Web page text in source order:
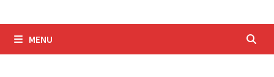
MENU